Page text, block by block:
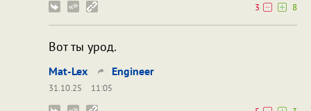
3
8
Вот ты урод.
Mat-Lex Engineer
31.10.25
11:05